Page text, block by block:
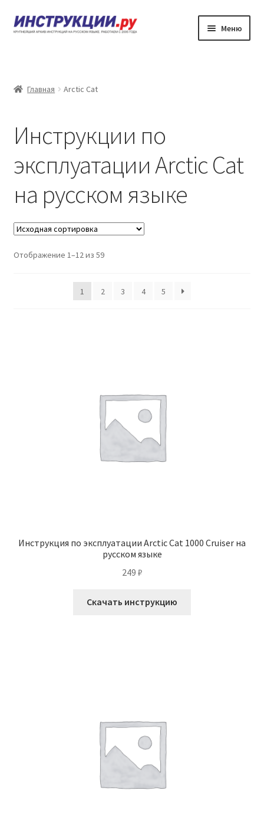
Перейти
к
Перейти
к
Меню
Каталог инструкций по эксплуатации
Личный кабинет
Главная Arctic Cat
Инструкции по
эксплуатации Arctic Cat
на русском языке
Отображение 1–12 из 59
1 2 3 4 5
Инструкция по эксплуатации Arctic Cat 1000 Cruiser на
русском языке
249 ₽
Скачать инструкцию